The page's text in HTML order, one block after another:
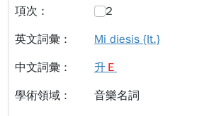
2
Mi diesis {It.}
升 Ｅ
音樂名詞